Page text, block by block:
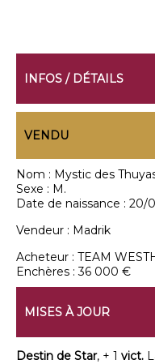
INFOS / DÉTAILS
VENDU
Nom : Mystic des
Sexe : M.
Date de naissance : 20/
Vendeur : Madrik
Acheteur : TEAM
Enchères :36 000 €
MISES À JOUR
Destin de Star, + 1 vict.